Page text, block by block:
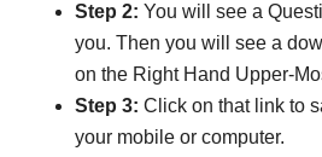
Step 2: You will see a
you. Then you will see a
on the Right Hand Upper-
Step 3: Click on that link to
your mobile or computer.